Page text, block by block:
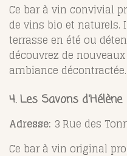
Ce bar à vin convivial
de vins bio et
terrasse en été ou
découvrez de
ambiance décontractée.
4. Les Savons d'Hélène
Adresse: 3 Rue des
Ce bar à vin original